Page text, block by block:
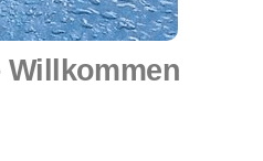
Willkommen